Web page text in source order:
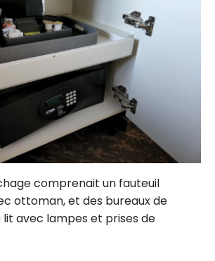
comprenait un fauteuil
ottoman, et des bureaux de
avec lampes et prises de